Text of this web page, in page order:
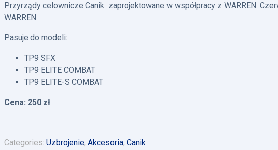
Przyrządy celownicze Canik zaprojektowane w współpracy z WARREN.
WARREN.
Pasuje do modeli:
TP9 SFX
TP9 ELITE COMBAT
TP9 ELITE-S COMBAT
Cena: 250 zł
Categories: Uzbrojenie, Akcesoria, Canik